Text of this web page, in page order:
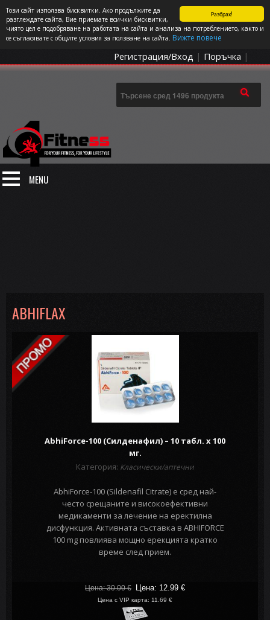
Разбрах!
Този сайт използва бисквитки. Ако продължите да
разглеждате сайта, Вие приемате всички бисквитки,
чиято цел е подобряване на работата на сайта и анализа на потреблението, както и
се съгласявате с общите условия за ползване на сайта. Вижте повече
СПОРТЪТ И ДОБАВКИТЕ КАТО НАЧИН НА ЖИВОТ
0 артикула Цена: 0.00€
Регистрация/Вход | Поръчка |
MENU
ABHIFLAX
AbhiForce-100 (Силденафил) – 10 табл. х 100
мг.
Категория: Класически/аптечни
AbhiForce-100 (Sildenafil Citrate) е сред най-
често срещаните и високоефективни
медикаменти за лечение на еректилна
дисфункция. Активната съставка в ABHIFORCE
100 mg повлиява мощно ерекцията кратко
време след прием.
Цена: 30.00€ Цена: 12.99 €
Цена с VIP карта: 11.69 €